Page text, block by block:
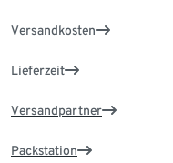
Versandkosten
Lieferzeit
Versandpartner
Packstation